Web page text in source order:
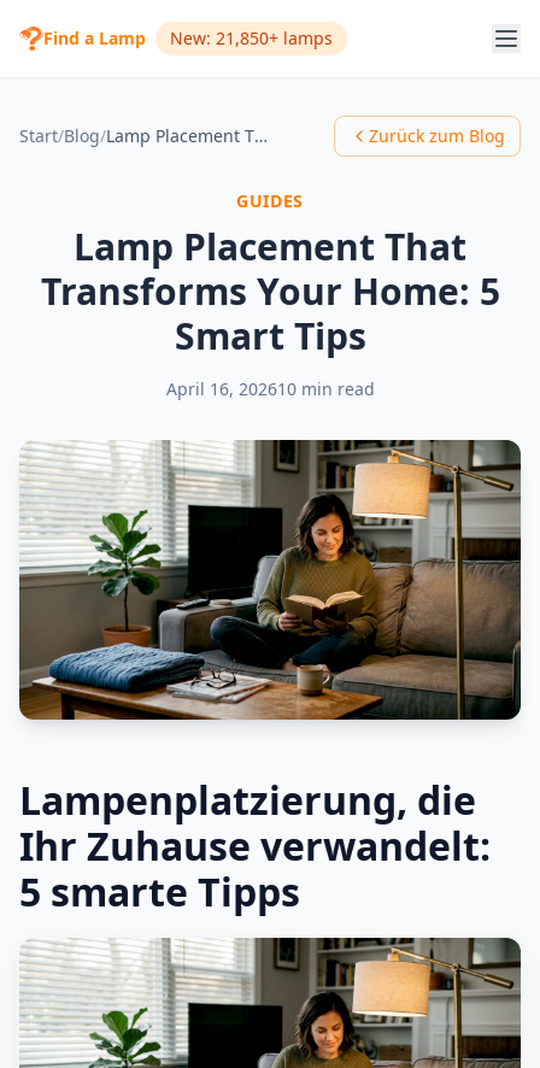
Find a Lamp New: 21,850+ lamps
Start/Blog/ Lamp Placement That Transforms Your Home: 5 Smart Tips Zurück zum Blog
GUIDES
Lamp Placement That
Transforms Your Home: 5
Smart Tips
April 16, 202610 min read
Lampenplatzierung, die
Ihr Zuhause verwandelt:
5 smarte Tipps